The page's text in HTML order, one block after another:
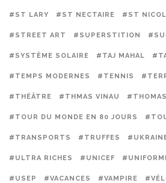
#ST LARY #ST NECTAIRE #ST
#STREET ART #SUPERSTITION
#SYSTÈME SOLAIRE #TAJ MAHAL
#TEMPS MODERNES #TENNIS
#THÉÂTRE #THMAS VINAU
#TOUR DU MONDE EN 80 JOURS
#TRANSPORTS #TRUFFES
#ULTRA RICHES #UNICEF
#USEP #VACANCES #VAMPIRE